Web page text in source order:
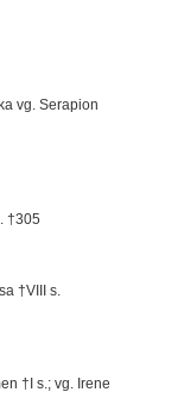
vg. Serapion
†305
†VIII s.
†I s.; vg. Irene